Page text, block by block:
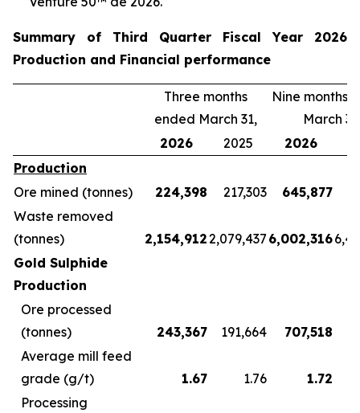
Summary of Third Quarter Fiscal Year 2026
Production and Financial performance
Three months
ended March 31,
Nine months
March
2026
2025 2026
Production
Ore mined (tonnes)
224,398 217,303 645,877
Waste removed
(tonnes)
2,154,9122,079,437 6,002,316
Gold Sulphide
Production
Ore processed
(tonnes)
243,367 191,664 707,518
Average mill feed
grade (g/t)
1.67 1.76
1.72
Processing